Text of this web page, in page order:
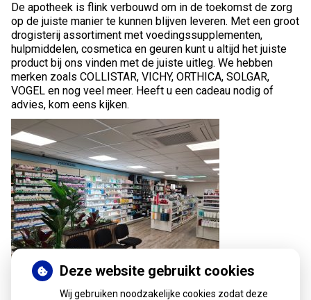
De apotheek is flink verbouwd om in de toekomst de zorg
op de juiste manier te kunnen blijven leveren. Met een groot
drogisterij assortiment met voedingssupplementen,
hulpmiddelen, cosmetica en geuren kunt u altijd het juiste
product bij ons vinden met de juiste uitleg. We hebben
merken zoals COLLISTAR, VICHY, ORTHICA, SOLGAR,
VOGEL en nog veel meer. Heeft u een cadeau nodig of
advies, kom eens kijken.
Deze website gebruikt cookies
Wij gebruiken noodzakelijke cookies zodat deze